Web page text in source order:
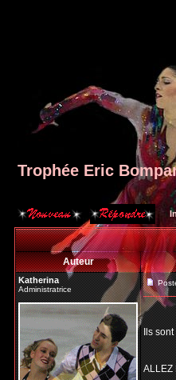
Trophée Eric
Auteur
Katherina
Administratrice
Ils
ALLEZ